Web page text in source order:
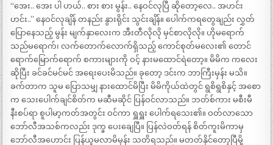
“အေး.. အေး ပါ ဟယ်.. စား စား မွန်း.. နေဝင်လုပြီ ဆိုတော့လေ.. အဟင်း
ဟင်း..” နေဝင်လုချိန် တနည်း နွားရိုင်း သွင်းချိန်။ ပေါက်ကရတွေချည်း လွှတ်
ပြောနေသည့် မွန်း မျက်နှာလေးက အီးတီလိုလို မှင်စာလိုလို။ ဟိုမရောက်
သည်မရောက်၊ လက်တောက်လောက်ရှိသည့် ကောင်စုတ်မလေး၏ တောင်
ရောက်မြောက်ရောက် စကားများကို ဝင့် နားမထောင်ရဲတော့။ မိမိက ကလေး
ဆိုပြီး ခင်ခင်မင်မင် အရေးပေးမိသည်။ ခုတော့ ဒင်းက ဘာကြီးမှန်း မသိ။
ခက်တာက သူမ ပြောသမျှ နားထောင်မိပြီး မိမိကိုယ်ထဲတွင် ရွစိရွစိနှင့် အစော
က သေးပေါက်ချင်စိတ်က မဆီမဆိုင် ပြန်ဝင်လာသည်။ ဘတ်စ်ကား မစီးမီ
နီးစပ်ရာ စူပါမာ့ကတ်အတွင်း ဝင်ကာ ရှူရှူး ပေါက်ရသေး၏။ ဝတ်လာသော
ဘော်လီအသစ်ကလည်း ဒုက္ခ ပေးချေပြီ။ ပြန်လဲဝတ်ရန် စိတ်ကူးမိကာမှ
ဘော်လီအဟောင်း ပြန်ယူမလာမိမှန်း သတိရသည်။ မတတ်နိုင်တော့ပြီမို့